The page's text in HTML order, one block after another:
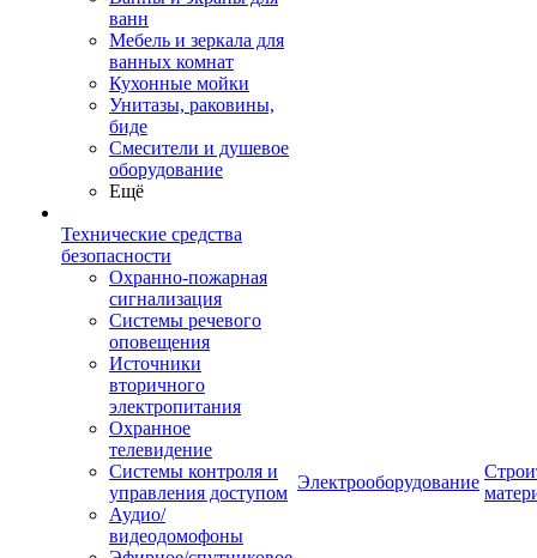
ванн
Мебель и зеркала для
ванных комнат
Кухонные мойки
Унитазы, раковины,
биде
Смесители и душевое
оборудование
Ещё
Технические средства
безопасности
Охранно-пожарная
сигнализация
Системы речевого
оповещения
Источники
вторичного
электропитания
Охранное
телевидение
Системы контроля и
управления доступом
Аудио/
видеодомофоны
Электрооборудование